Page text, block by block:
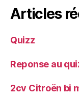
Articles
Quizz
Reponse au
2cv Citroën bi